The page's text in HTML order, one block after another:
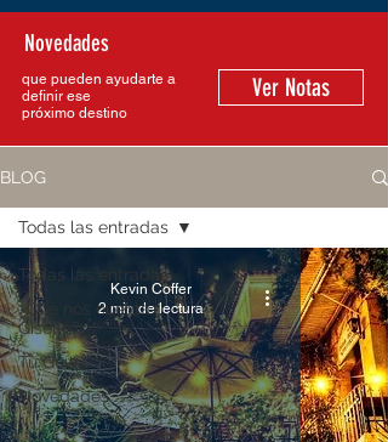
Novedades
que pueden ayudarte a
definir ese
próximo destino
Ver Notas
BLOG
Todas las entradas
¿Qué nos cuenta
Giselle?
Tu Guía
Novedades
Todas las entradas
Kevin Coffer
2 min de lectura